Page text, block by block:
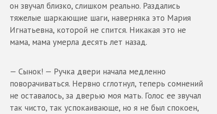
он звучал близко, слишком реально. Раздались
тяжелые шаркающие шаги, наверняка это Мария
Игнатьевна, которой не спится. Никакая это не
мама, мама умерла десять лет назад.
— Сынок! — Ручка двери начала медленно
поворачиваться. Нервно сглотнул, теперь сомнений
не оставалось, за дверью моя мать. Голос ее звучал
так чисто, так успокаивающе, но я не был спокоен,